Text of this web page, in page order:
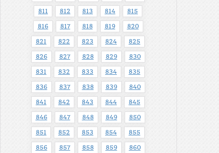
811 812 813 814 815
816 817 818 819 820
821 822 823 824 825
826 827 828 829 830
831 832 833 834 835
836 837 838 839 840
841 842 843 844 845
846 847 848 849 850
851 852 853 854 855
856 857 858 859 860